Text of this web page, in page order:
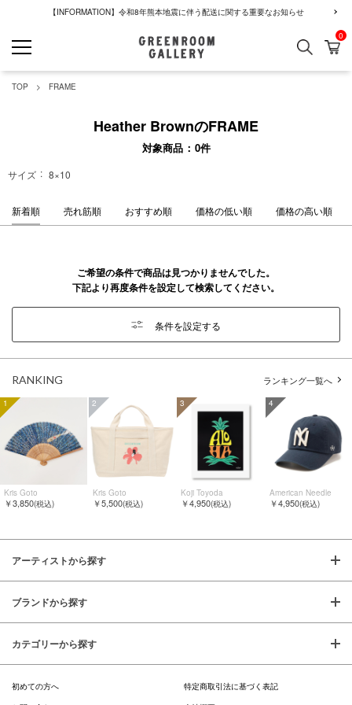
【INFORMATION】令和8年熊本地震に伴う配送に関する重要なお知らせ
検索 カ
0
TOP FRAME
Heather BrownのFRAME
対象商品 0件
サイズ 8×10
新着順 売れ筋順 おすすめ順 価格の低い順 価格の高い順
ご希望の条件で商品は見つかりませんでした。
下記より再度条件を設定して検索してください。
条件を設定する
RANKING ランキング一覧へ
1
Kris Goto
￥3,850(税込)
2
Kris Goto
￥5,500(税込)
3
Koji Toyoda
￥4,950(税込)
4
American Needle
￥4,950(税込)
アーティストから探す
ブランドから探す
カテゴリーから探す
初めての方へ
特定商取引法に基づく表記